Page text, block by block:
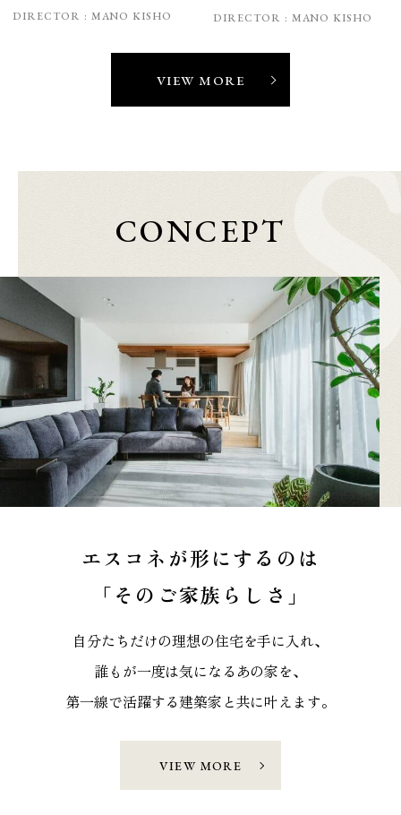
DIRECTOR : MANO KISHO DIRECTOR : MANO KISHO
VIEW MORE
CONCEPT
エスコネが形にするのは
「そのご家族らしさ」
自分たちだけの理想の住宅を手に入れ、
誰もが一度は気になるあの家を、
第一線で活躍する建築家と共に叶えます。
VIEW MORE